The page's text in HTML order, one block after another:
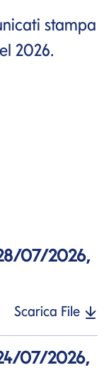
stampa
2026.
07/2026,
Scarica File
07/2026,